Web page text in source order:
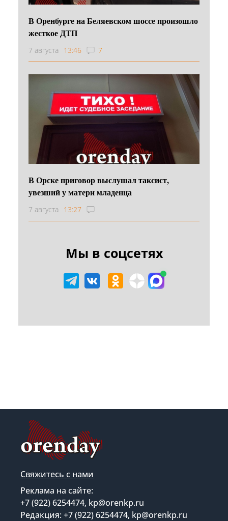
В Оренбурге на Беляевском шоссе произошло
жесткое ДТП
7 августа 13:46 7
В Орске приговор выслушал таксист,
увезший у матери младенца
7 августа 13:27
Мы в соцсетях
Свяжитесь с нами
Реклама на сайте:
+7 (922) 6254474, kp@orenkp.ru
Редакция: +7 (922) 6254474, kp@orenkp.ru